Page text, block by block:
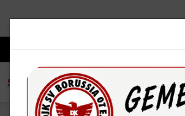
Sportangebot News & Media